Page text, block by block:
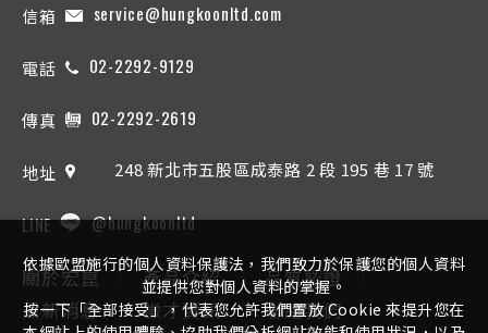
信箱 service@hungkoonltd.com
電話 02-2292-9129
傳真 02-2292-2619
地址 248 新北市五股區成泰路 2 段 195 巷 17 號
LINE @hungkoonltd
關於宏崑 產品介紹
品質認證
最新消息
徵才資訊 聯絡我們
依據歐盟施行的個人資料保護法，我們致力於保護您的個人資料
並提供您對個人資料的掌握。
按一下「全部接受」，代表您允許我們置放 Cookie 來提升您在